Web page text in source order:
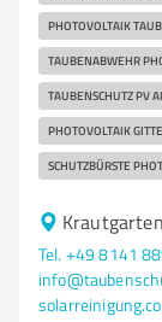
PHOTOVOLTAIK
TAUBENABWEHR
TAUBENSCHUTZ PV
PHOTOVOLTAIK
SCHUTZBÜRSTE
Tel. +49 8141